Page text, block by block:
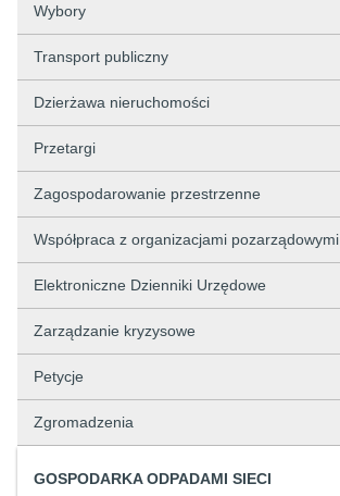
Wybory
Transport publiczny
Dzierżawa nieruchomości
Przetargi
Zagospodarowanie przestrzenne
Współpraca z organizacjami pozarządowymi
Elektroniczne Dzienniki Urzędowe
Zarządzanie kryzysowe
Petycje
Zgromadzenia
GOSPODARKA ODPADAMI SIECI